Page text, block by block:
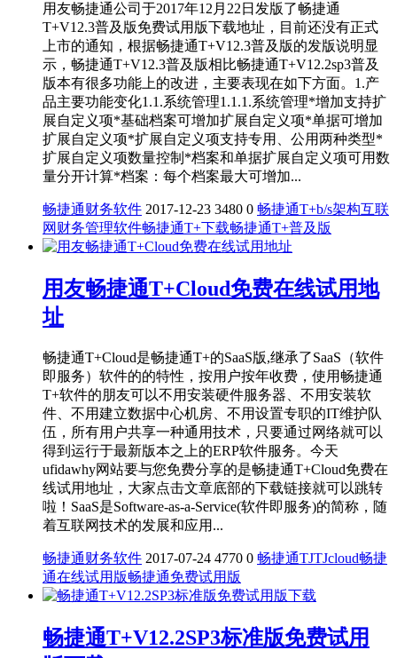
用友畅捷通公司于2017年12月22日发版了畅捷通
T+V12.3普及版免费试用版下载地址，目前还没有正式
上市的通知，根据畅捷通T+V12.3普及版的发版说明显
示，畅捷通T+V12.3普及版相比畅捷通T+V12.2sp3普及
版本有很多功能上的改进，主要表现在如下方面。1.产
品主要功能变化1.1.系统管理1.1.1.系统管理*增加支持扩
展自定义项*基础档案可增加扩展自定义项*单据可增加
扩展自定义项*扩展自定义项支持专用、公用两种类型*
扩展自定义项数量控制*档案和单据扩展自定义项可用数
量分开计算*档案：每个档案最大可增加...
畅捷通财务软件 2017-12-23 3480 0 畅捷通T+b/s架构互联
网财务管理软件畅捷通T+下载畅捷通T+普及版
用友畅捷通T+Cloud免费在线试用地
址
畅捷通T+Cloud是畅捷通T+的SaaS版,继承了SaaS（软件
即服务）软件的的特性，按用户按年收费，使用畅捷通
T+软件的朋友可以不用安装硬件服务器、不用安装软
件、不用建立数据中心机房、不用设置专职的IT维护队
伍，所有用户共享一种通用技术，只要通过网络就可以
得到运行于最新版本之上的ERP软件服务。今天
ufidawhy网站要与您免费分享的是畅捷通T+Cloud免费在
线试用地址，大家点击文章底部的下载链接就可以跳转
啦！SaaS是Software-as-a-Service(软件即服务)的简称，随
着互联网技术的发展和应用...
畅捷通财务软件 2017-07-24 4770 0 畅捷通TJTJcloud畅捷
通在线试用版畅捷通免费试用版
​畅捷通T+V12.2SP3标准版免费试用